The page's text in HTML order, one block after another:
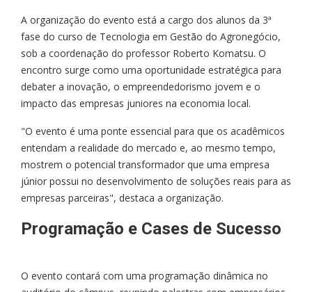
A organização do evento está a cargo dos alunos da 3ª
fase do curso de Tecnologia em Gestão do Agronegócio,
sob a coordenação do professor Roberto Komatsu. O
encontro surge como uma oportunidade estratégica para
debater a inovação, o empreendedorismo jovem e o
impacto das empresas juniores na economia local.
"O evento é uma ponte essencial para que os acadêmicos
entendam a realidade do mercado e, ao mesmo tempo,
mostrem o potencial transformador que uma empresa
júnior possui no desenvolvimento de soluções reais para as
empresas parceiras", destaca a organização.
Programação e Cases de Sucesso
O evento contará com uma programação dinâmica no